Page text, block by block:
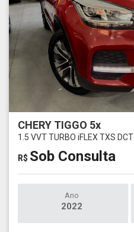
CHERY TIGGO 5x
1.5 VVT TURBO iFLEX TXS DCT
R$ Sob Consulta
Ano
2022